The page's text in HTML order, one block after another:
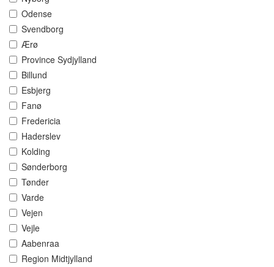
Odense
Svendborg
Ærø
Province Sydjylland
Billund
Esbjerg
Fanø
Fredericia
Haderslev
Kolding
Sønderborg
Tønder
Varde
Vejen
Vejle
Aabenraa
Region Midtjylland